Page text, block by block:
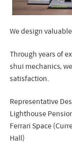
We design
Through years of
shui mechanics,
satisfaction.
Representative
Lighthouse
Ferrari Space
Hall)